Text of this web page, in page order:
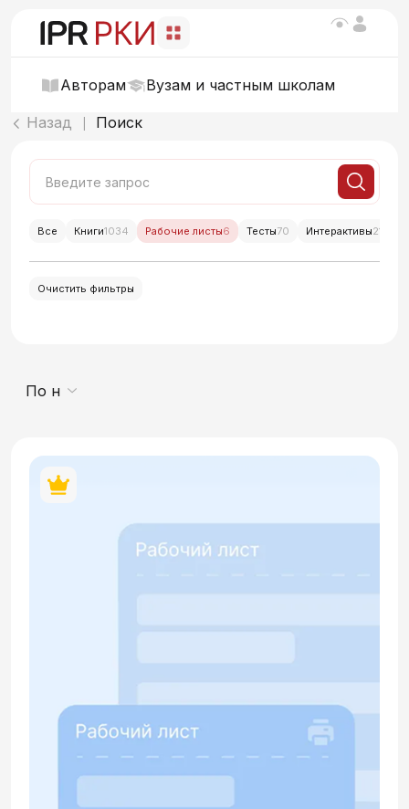
Авторам Вузам и частным школам
Назад Поиск
Все Книги1034 Рабочие листы6 Тесты70 Интерактивы214
Очистить фильтры
По новизне